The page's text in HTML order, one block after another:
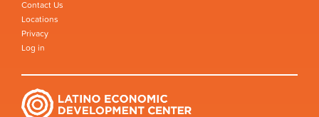
Contact Us
Locations
Privacy
Log in